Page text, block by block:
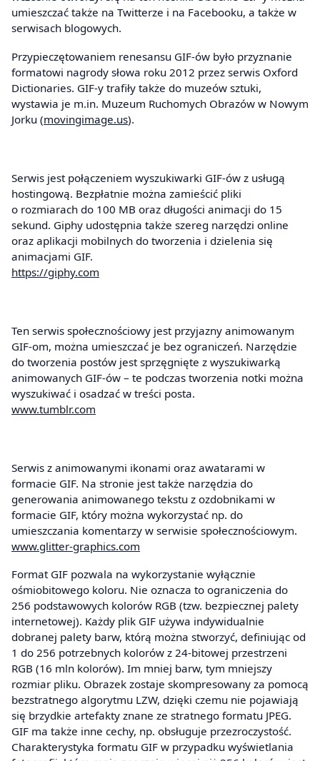
umieszczać także na Twitterze i na Facebooku, a także w
serwisach blogowych.
Przypieczętowaniem renesansu GIF-ów było przyznanie
formatowi nagrody słowa roku 2012 przez serwis Oxford
Dictionaries. GIF-y trafiły także do muzeów sztuki,
wystawia je m.in. Muzeum Ruchomych Obrazów w Nowym
Jorku (movingimage.us).
Serwis jest połączeniem wyszukiwarki GIF-ów z usługą
hostingową. Bezpłatnie można zamieścić pliki
o rozmiarach do 100 MB oraz długości animacji do 15
sekund. Giphy udostępnia także szereg narzędzi online
oraz aplikacji mobilnych do tworzenia i dzielenia się
animacjami GIF.
https://giphy.com
Ten serwis społecznościowy jest przyjazny animowanym
GIF-om, można umieszczać je bez ograniczeń. Narzędzie
do tworzenia postów jest sprzęgnięte z wyszukiwarką
animowanych GIF-ów – te podczas tworzenia notki można
wyszukiwać i osadzać w treści posta.
www.tumblr.com
Serwis z animowanymi ikonami oraz awatarami w
formacie GIF. Na stronie jest także narzędzia do
generowania animowanego tekstu z ozdobnikami w
formacie GIF, który można wykorzystać np. do
umieszczania komentarzy w serwisie społecznościowym.
www.glitter-graphics.com
Format GIF pozwala na wykorzystanie wyłącznie
ośmiobitowego koloru. Nie oznacza to ograniczenia do
256 podstawowych kolorów RGB (tzw. bezpiecznej palety
internetowej). Każdy plik GIF używa indywidualnie
dobranej palety barw, którą można stworzyć, definiując od
1 do 256 potrzebnych kolorów z 24-bitowej przestrzeni
RGB (16 mln kolorów). Im mniej barw, tym mniejszy
rozmiar pliku. Obrazek zostaje skompresowany za pomocą
bezstratnego algorytmu LZW, dzięki czemu nie pojawiają
się brzydkie artefakty znane ze stratnego formatu JPEG.
GIF ma także inne cechy, np. obsługuje przezroczystość.
Charakterystyka formatu GIF w przypadku wyświetlania